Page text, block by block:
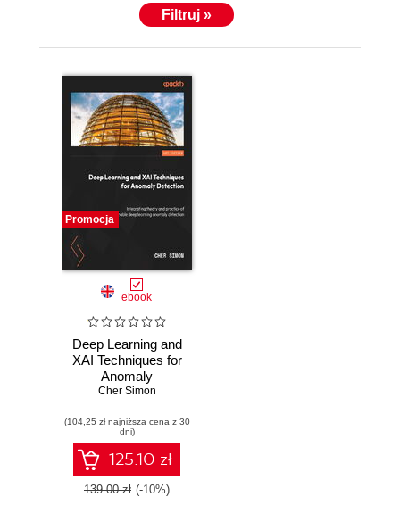
Filtruj »
Promocja
ebook
Deep Learning and
XAI Techniques for
Anomaly
Detection.
and practice of
deep anomaly
explainability
Cher Simon
(104,25 zł najniższa cena z 30
dni)
125.10 zł
139.00 zł (-10%)